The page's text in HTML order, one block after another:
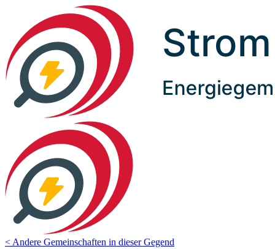
< Andere Gemeinschaften in dieser Gegend